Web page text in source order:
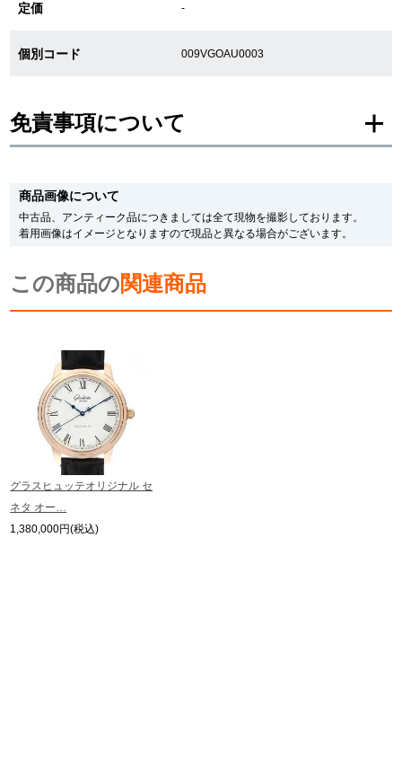
GINZA RASIN公式ブログ
English
繁體中文
商品画像について
中古品、アンティーク品につきましては全て現物を撮影しております。
着用画像はイメージとなりますので現品と異なる場合がございます。
この商品の関連商品
グラスヒュッテオリジナル セ
ネタ オー…
1,380,000円(税込)
定価 -
個別コード 009VGOAU0003
免責事項について
メーカー保護シールの有無に個体差がございますのでご了承下さいませ。
また、メーカーにてマイナーチェンジがなされる場合がございますが、在庫品
の仕様で販売させていただきますので予めご了承の程お願いいたします。
尚、中古品、アンティーク品につきましては現品を撮影しております。
ます。
の掲載を控えております。
※当店では店頭販売も行っております為、サイトでのご注文と店頭処理との時
間差で在庫切れになる場合がございます。
予めご了承くださいませ。
また、ご来店にてご購入を希望される場合にも、事前に在庫の確認をお電話か
メールにてお問い合わせいただけますようお願いいたします。
※アンティーク品やユーズド品の場合、外装および内部機械に代替部品を使用
している場合がございます。
※表示の定価は、入荷時の価格となっております。
現在の定価と異なる場合がございますのでご了承くださいませ。